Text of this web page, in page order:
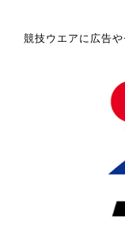
競技ウエアに広告